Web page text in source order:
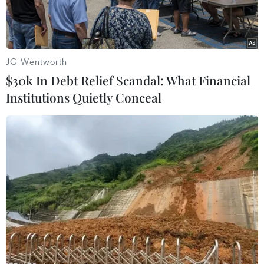
Lợi nhuận trước thuế Vietcombank đạt gần 21.894 tỷ đồng, cao
nhất toàn ngành. (Ảnh: Vietnam+)
Báo cáo tài chính hợp nhất quý 2/2025 vừa công
bố cho thấy, động lực tăng trưởng lợi nhuận
trước thuế của Ngân hàng Thương mại cổ phần
JG Wentworth
$30k In Debt Relief Scandal: What Financial
Institutions Quietly Conceal